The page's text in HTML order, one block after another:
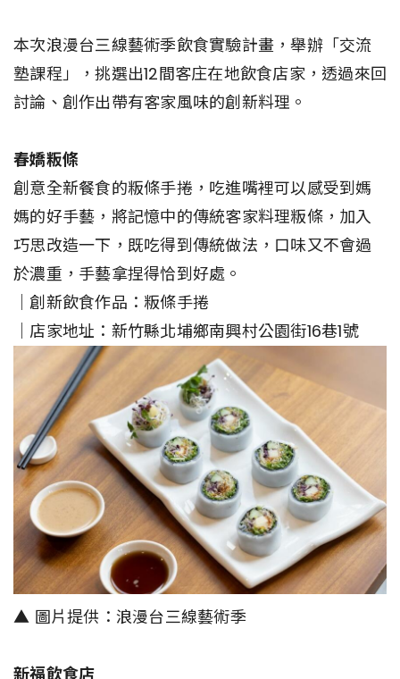
本次浪漫台三線藝術季飲食實驗計畫，舉辦「交流
塾課程」，挑選出12間客庄在地飲食店家，透過來回
討論、創作出帶有客家風味的創新料理。
春嬌粄條
創意全新餐食的粄條手捲，吃進嘴裡可以感受到媽
媽的好手藝，將記憶中的傳統客家料理粄條，加入
巧思改造一下，既吃得到傳統做法，口味又不會過
於濃重，手藝拿捏得恰到好處。
｜創新飲食作品：粄條手捲
｜店家地址：新竹縣北埔鄉南興村公園街16巷1號
▲ 圖片提供：浪漫台三線藝術季
新福飲食店